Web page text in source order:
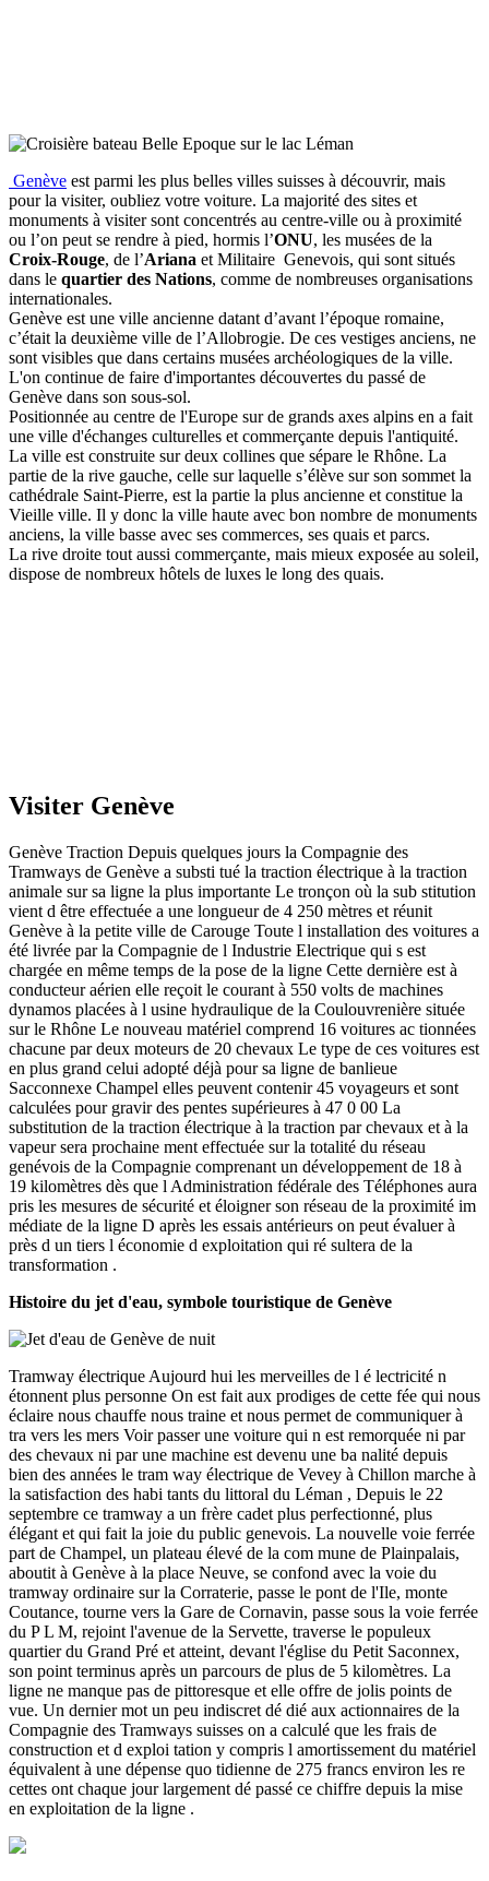
Genève est parmi les plus belles villes suisses à découvrir, mais
pour la visiter, oubliez votre voiture. La majorité des sites et
monuments à visiter sont concentrés au centre-ville ou à proximité
ou l’on peut se rendre à pied, hormis l’ONU, les musées de la
Croix-Rouge, de l’Ariana et Militaire Genevois, qui sont situés
dans le quartier des Nations, comme de nombreuses organisations
internationales.
Genève est une ville ancienne datant d’avant l’époque romaine,
c’était la deuxième ville de l’Allobrogie. De ces vestiges anciens, ne
sont visibles que dans certains musées archéologiques de la ville.
L'on continue de faire d'importantes découvertes du passé de
Genève dans son sous-sol.
Positionnée au centre de l'Europe sur de grands axes alpins en a fait
une ville d'échanges culturelles et commerçante depuis l'antiquité.
La ville est construite sur deux collines que sépare le Rhône. La
partie de la rive gauche, celle sur laquelle s’élève sur son sommet la
cathédrale Saint-Pierre, est la partie la plus ancienne et constitue la
Vieille ville. Il y donc la ville haute avec bon nombre de monuments
anciens, la ville basse avec ses commerces, ses quais et parcs.
La rive droite tout aussi commerçante, mais mieux exposée au soleil,
dispose de nombreux hôtels de luxes le long des quais.
Visiter Genève
Genève Traction Depuis quelques jours la Compagnie des
Tramways de Genève a substi tué la traction électrique à la traction
animale sur sa ligne la plus importante Le tronçon où la sub stitution
vient d être effectuée a une longueur de 4 250 mètres et réunit
Genève à la petite ville de Carouge Toute l installation des voitures a
été livrée par la Compagnie de l Industrie Electrique qui s est
chargée en même temps de la pose de la ligne Cette dernière est à
conducteur aérien elle reçoit le courant à 550 volts de machines
dynamos placées à l usine hydraulique de la Coulouvrenière située
sur le Rhône Le nouveau matériel comprend 16 voitures ac tionnées
chacune par deux moteurs de 20 chevaux Le type de ces voitures est
en plus grand celui adopté déjà pour sa ligne de banlieue
Sacconnexe Champel elles peuvent contenir 45 voyageurs et sont
calculées pour gravir des pentes supérieures à 47 0 00 La
substitution de la traction électrique à la traction par chevaux et à la
vapeur sera prochaine ment effectuée sur la totalité du réseau
genévois de la Compagnie comprenant un développement de 18 à
19 kilomètres dès que l Administration fédérale des Téléphones aura
pris les mesures de sécurité et éloigner son réseau de la proximité im
médiate de la ligne D après les essais antérieurs on peut évaluer à
près d un tiers l économie d exploitation qui ré sultera de la
transformation .
Histoire du jet d'eau, symbole touristique de Genève
Tramway électrique Aujourd hui les merveilles de l é lectricité n
étonnent plus personne On est fait aux prodiges de cette fée qui nous
éclaire nous chauffe nous traine et nous permet de communiquer à
tra vers les mers Voir passer une voiture qui n est remorquée ni par
des chevaux ni par une machine est devenu une ba nalité depuis
bien des années le tram way électrique de Vevey à Chillon marche à
la satisfaction des habi tants du littoral du Léman , Depuis le 22
septembre ce tramway a un frère cadet plus perfectionné, plus
élégant et qui fait la joie du public genevois. La nouvelle voie ferrée
part de Champel, un plateau élevé de la com mune de Plainpalais,
aboutit à Genève à la place Neuve, se confond avec la voie du
tramway ordinaire sur la Corraterie, passe le pont de l'Ile, monte
Coutance, tourne vers la Gare de Cornavin, passe sous la voie ferrée
du P L M, rejoint l'avenue de la Servette, traverse le populeux
quartier du Grand Pré et atteint, devant l'église du Petit Saconnex,
son point terminus après un parcours de plus de 5 kilomètres. La
ligne ne manque pas de pittoresque et elle offre de jolis points de
vue. Un dernier mot un peu indiscret dé dié aux actionnaires de la
Compagnie des Tramways suisses on a calculé que les frais de
construction et d exploi tation y compris l amortissement du matériel
équivalent à une dépense quo tidienne de 275 francs environ les re
cettes ont chaque jour largement dé passé ce chiffre depuis la mise
en exploitation de la ligne .